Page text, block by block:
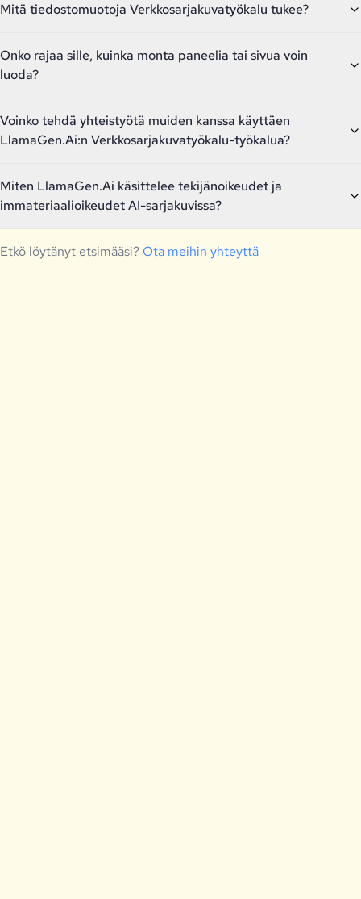
Mitä tiedostomuotoja Verkkosarjakuvatyökalu tukee?
Onko rajaa sille, kuinka monta paneelia tai sivua voin
luoda?
Voinko tehdä yhteistyötä muiden kanssa käyttäen
LlamaGen.Ai:n Verkkosarjakuvatyökalu-työkalua?
Miten LlamaGen.Ai käsittelee tekijänoikeudet ja
immateriaalioikeudet AI-sarjakuvissa?
Etkö löytänyt etsimääsi? Ota meihin yhteyttä